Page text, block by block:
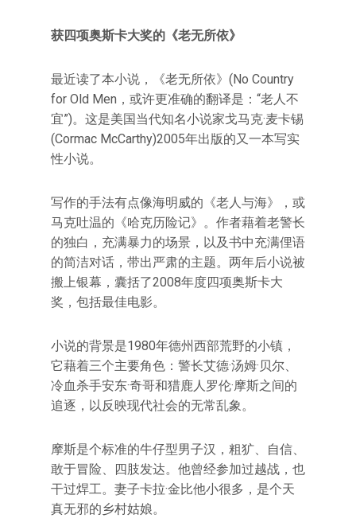
获四项奥斯卡大奖的《老无所依》
最近读了本小说，《老无所依》(No Country
for Old Men，或许更准确的翻译是：“老人不
宜”)。这是美国当代知名小说家戈马克·麦卡锡
(Cormac McCarthy)2005年出版的又一本写实
性小说。
写作的手法有点像海明威的《老人与海》，或
马克吐温的《哈克历险记》。作者藉着老警长
的独白，充满暴力的场景，以及书中充满俚语
的简洁对话，带出严肃的主题。两年后小说被
搬上银幕，囊括了2008年度四项奥斯卡大
奖，包括最佳电影。
小说的背景是1980年德州西部荒野的小镇，
它藉着三个主要角色：警长艾德·汤姆·贝尔、
冷血杀手安东·奇哥和猎鹿人罗伦·摩斯之间的
追逐，以反映现代社会的无常乱象。
摩斯是个标准的牛仔型男子汉，粗犷、自信、
敢于冒险、四肢发达。他曾经参加过越战，也
干过焊工。妻子卡拉·金比他小很多，是个天
真无邪的乡村姑娘。